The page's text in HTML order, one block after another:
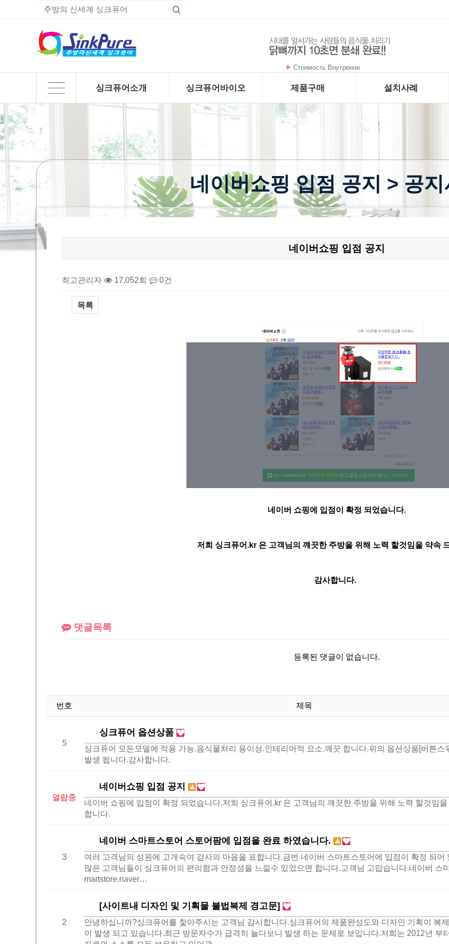
Стоимость Внутренни
싱크퓨어소개 싱크퓨어바이오
제품구매
하위분류
설치사례
하위분류
네이버쇼핑 입점 공지 > 공지
네이버쇼핑 입점 공지
최고관리자 17,052회 0건
목록
네이버 쇼핑에 입점이 확정 되었습니다.
저희 싱크퓨어.kr 은 고객님의 꺠끗한 주방을 위해 노력 할것임을 약속
감사합니다.
댓글목록
등록된 댓글이 없습니다.
번호 제목
5
싱크퓨어 옵션상품
싱크퓨어 모든모델에 적용 가능.음식물처리 용이성.인테리어적 요소.깨끗 합니다.위의 옵션상품[버튼스
발생 됩니다.감사합니다.
열람중
네이버쇼핑 입점 공지
네이버 쇼핑에 입점이 확정 되었습니다.저희 싱크퓨어.kr 은 고객님의 꺠끗한 주방을 위해 노력 할것임
합니다.
3
네이버 스마트스토어 스토어팜에 입점을 완료 하였습니다.
여러 고객님의 성원에 고개숙여 감사의 마음을 표합니다.금번 네이버 스마트스토어에 입점이 확정 되어
많은 고객님들이 싱크퓨어의 편리함과 안정성을 느낄수 있었으면 합니다.고객님 고맙습니다.네이버 스
martstore.naver…
2
[사이트내 디자인 및 기획물 불법복제 경고문]
안녕하십니까?싱크퓨어를 찿아주시는 고객님 감사합니다.싱크퓨어의 제품완성도와 디자인 기획이 복
이 발생 되고 있습니다.최근 방문자수가 급격히 늘다보니 발생 하는 문제로 보입니다.저희는 2012년 부